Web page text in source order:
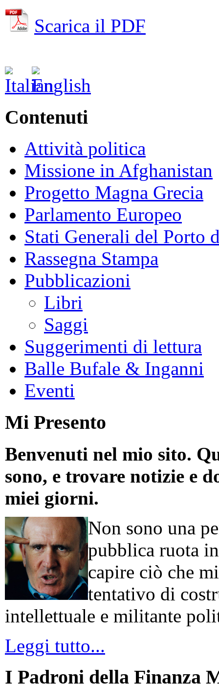
Scarica il PDF
Contenuti
Attività politica
Missione in Afghanistan
Progetto Magna Grecia
Parlamento Europeo
Stati Generali del Porto
Rassegna Stampa
Pubblicazioni
Libri
Saggi
Suggerimenti di lettura
Balle Bufale & Inganni
Eventi
Mi Presento
Benvenuti nel mio sito.
sono, e trovare notizie e
miei giorni.
Non sono una
pubblica ruota
capire ciò che
tentativo di
intellettuale e militante
Leggi tutto...
I Padroni della Finanza